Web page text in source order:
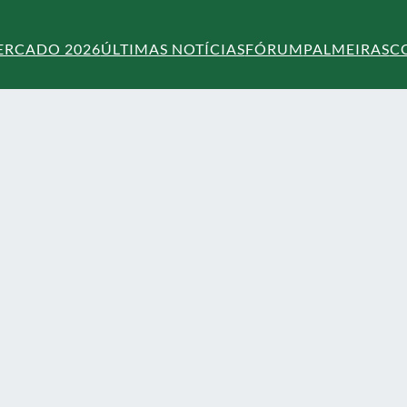
2026ÚLTIMAS NOTÍCIASFÓRUMPALMEIRAS